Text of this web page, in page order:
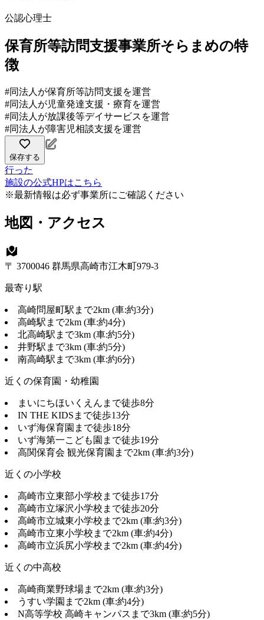
公認心理士
保育所等訪問支援事業所そらまめの特
徴
#同法人が保育所等訪問支援を運営
#同法人が児童発達支援・療育を運営
#同法人が放課後等デイサービスを運営
#同法人が障害児相談支援を運営
保存する
行った
施設の公式HPはこちら
※最新情報は必ず事業所にご確認ください
地図・アクセス
〒 3700046 群馬県高崎市江木町979-3
最寄り駅
高崎問屋町駅まで2km (車:約3分)
高崎駅まで2km (車:約4分)
北高崎駅まで3km (車:約5分)
井野駅まで3km (車:約5分)
南高崎駅まで3km (車:約6分)
近くの保育園・幼稚園
まいにちほいくえんまで徒歩8分
IN THE KIDSまで徒歩13分
いず海保育園まで徒歩18分
いず海第一こども園まで徒歩19分
高関保育会 観光保育園まで2km (車:約3分)
近くの小学校
高崎市立東部小学校まで徒歩17分
高崎市立塚沢小学校まで徒歩20分
高崎市立城東小学校まで2km (車:約3分)
高崎市立東小学校まで2km (車:約4分)
高崎市立浜尻小学校まで2km (車:約4分)
近くの中高校
高崎商業野球場まで2km (車:約3分)
うすい学園まで2km (車:約4分)
N高等学校 高崎キャンパスまで3km (車:約5分)